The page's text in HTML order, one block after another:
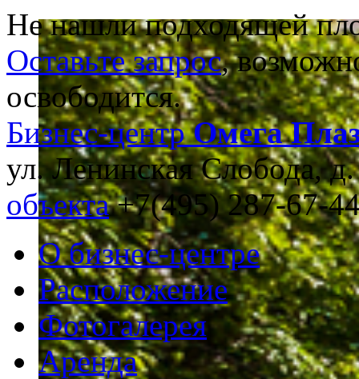
Не нашли подходящей
Оставьте запрос,
освободится.
Бизнес-центрОмега
ул. Ленинская Слобода,
объекта +7(495) 287-67-
О бизнес-центре
Расположение
Фотогалерея
Аренда